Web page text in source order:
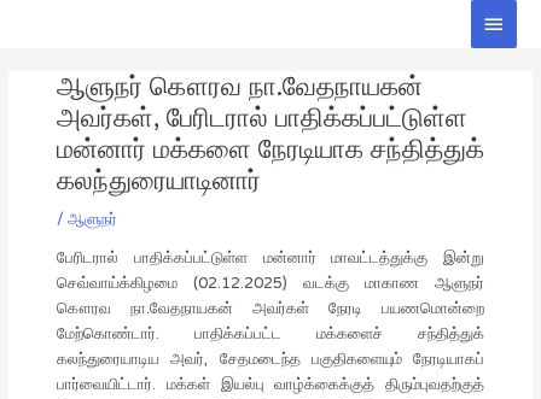
Main
ஆளுநர் கௌரவ நா.வேதநாயகன்
அவர்கள், பேரிடரால் பாதிக்கப்பட்டுள்ள
மன்னார் மக்களை நேரடியாக சந்தித்துக்
கலந்துரையாடினார்
/ ஆளுநர்
பேரிடரால் பாதிக்கப்பட்டுள்ள மன்னார் மாவட்டத்துக்கு இன்று
செவ்வாய்க்கிழமை (02.12.2025) வடக்கு மாகாண ஆளுநர்
கௌரவ நா.வேதநாயகன் அவர்கள் நேரடி பயணமொன்றை
மேற்கொண்டார். பாதிக்கப்பட்ட மக்களைச் சந்தித்துக்
கலந்துரையாடிய அவர், சேதமடைந்த பகுதிகளையும் நேரடியாகப்
பார்வையிட்டார். மக்கள் இயல்பு வாழ்க்கைக்குத் திரும்புவதற்குத்
navigation